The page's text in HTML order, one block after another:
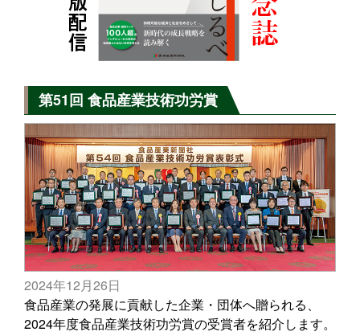
第51回 食品産業技術功労賞
2024年12月26日
食品産業の発展に貢献した企業・団体へ贈られる、
2024年度食品産業技術功労賞の受賞者を紹介します。